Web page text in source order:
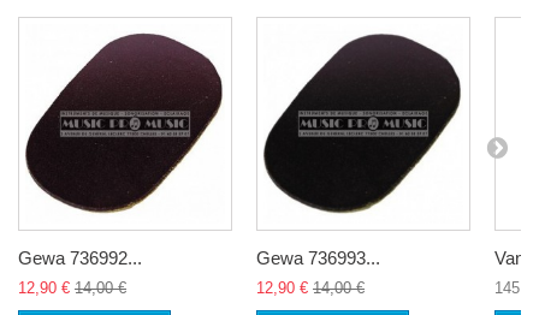
Gewa 736992...
12,90 € 14,00 €
Gewa 736993...
12,90 € 14,00 €